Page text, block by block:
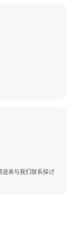
道来与我们联系探讨